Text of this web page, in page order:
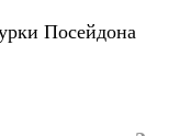
Посейдона